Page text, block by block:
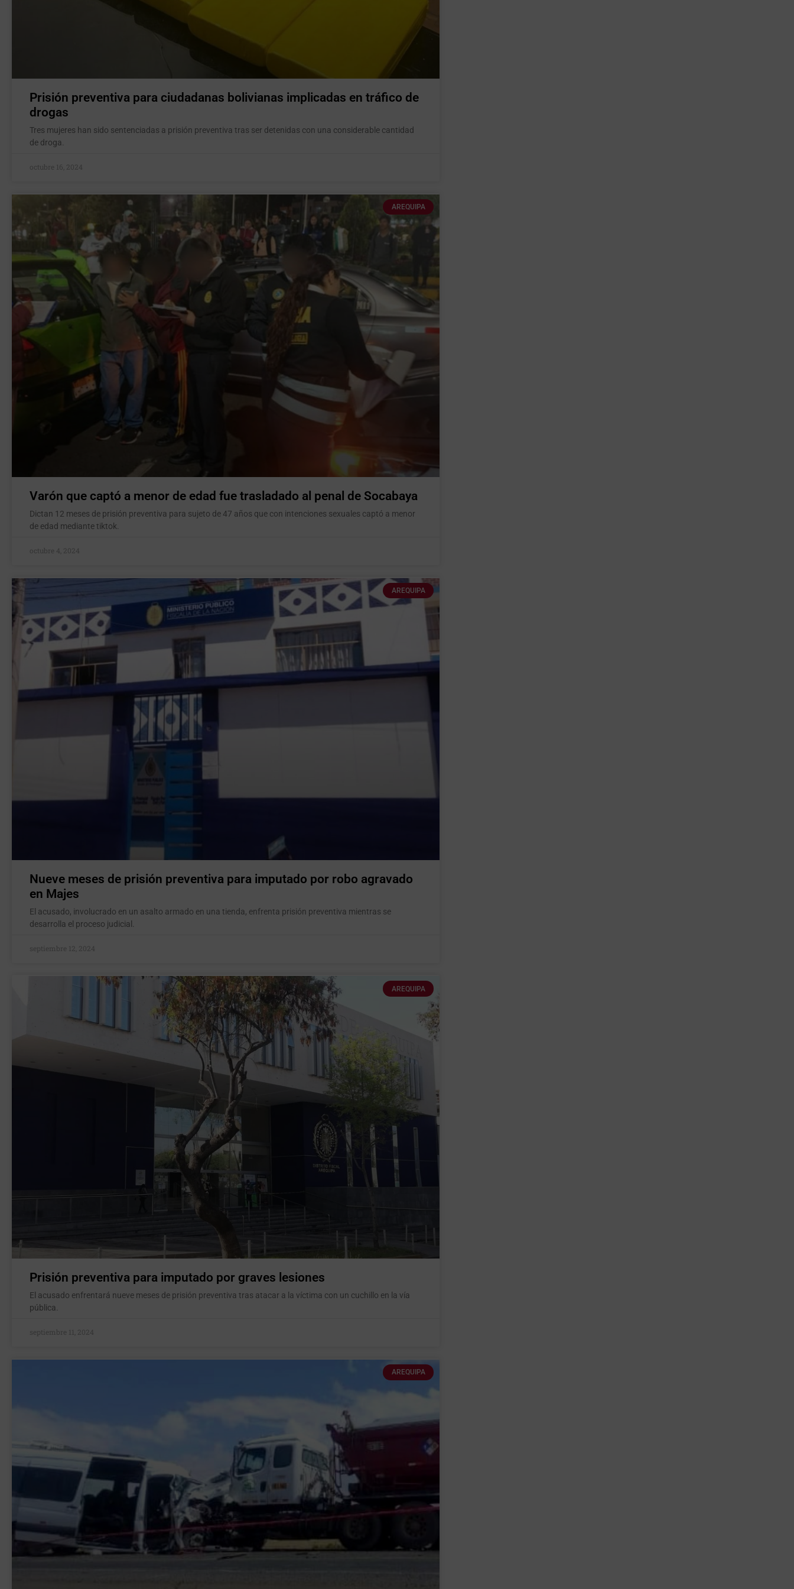
Prisión preventiva para ciudadanas bolivianas implicadas en tráfico de
drogas
Tres mujeres han sido sentenciadas a prisión preventiva tras ser detenidas con una considerable cantidad
de droga.
octubre 16, 2024
AREQUIPA
Varón que captó a menor de edad fue trasladado al penal de Socabaya
Dictan 12 meses de prisión preventiva para sujeto de 47 años que con intenciones sexuales captó a menor
de edad mediante tiktok.
octubre 4, 2024
AREQUIPA
Nueve meses de prisión preventiva para imputado por robo agravado
en Majes
El acusado, involucrado en un asalto armado en una tienda, enfrenta prisión preventiva mientras se
desarrolla el proceso judicial.
septiembre 12, 2024
AREQUIPA
Prisión preventiva para imputado por graves lesiones
El acusado enfrentará nueve meses de prisión preventiva tras atacar a la víctima con un cuchillo en la vía
pública.
septiembre 11, 2024
AREQUIPA